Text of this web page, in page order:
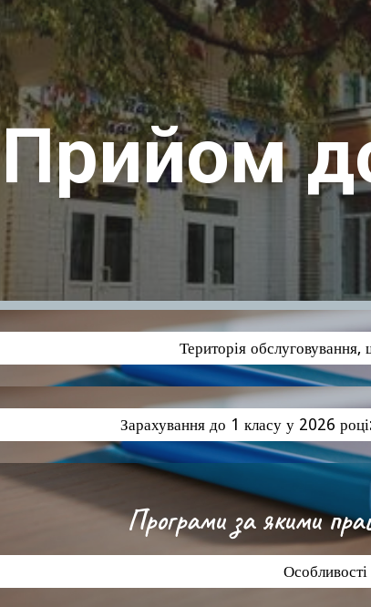
Skip to main content
Прийом
Територія
Зарахування до 1 класу у 2026
Програми за якими